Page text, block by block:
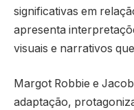
significativas em
apresenta
visuais e narrativos
Margot Robbie e
adaptação,